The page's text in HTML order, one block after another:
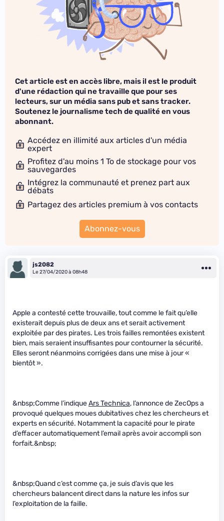
Cet article est en accès libre, mais il est le produit
d'une rédaction qui ne travaille que pour ses
lecteurs, sur un média sans pub et sans tracker.
Soutenez le journalisme tech de qualité en vous
abonnant.
Accédez en illimité aux articles d'un média
expert
Profitez d'au moins 1 To de stockage pour vos
sauvegardes
Intégrez la communauté et prenez part aux
débats
Partagez des articles premium à vos contacts
Abonnez-vous
js2082
Le 27/04/2020 à 08h48
Apple a contesté cette trouvaille, tout comme le fait qu’elle
existerait depuis plus de deux ans et serait activement
exploitée par des pirates. Les trois failles remontées existent
bien, mais seraient insuffisantes pour contourner la sécurité.
Elles seront néanmoins corrigées dans une mise à jour «
bientôt ».
&nbsp;Comme l’indiqueArs Technica, l’annonce de ZecOps a
provoqué quelques moues dubitatives chez les chercheurs et
experts en sécurité. Notamment la capacité pour le pirate
d’effacer automatiquement l’email après avoir accompli son
forfait.&nbsp;
&nbsp;Quand c’est comme ça, je suis d’avis que les
chercheurs balancent direct dans la nature les infos sur
l’exploitation de la faille.